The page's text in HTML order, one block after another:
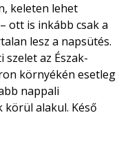
keleten lehet
ott is inkább csak a
lesz a napsütés.
szelet az Észak-
környékén esetleg
nappali
körül alakul. Késő